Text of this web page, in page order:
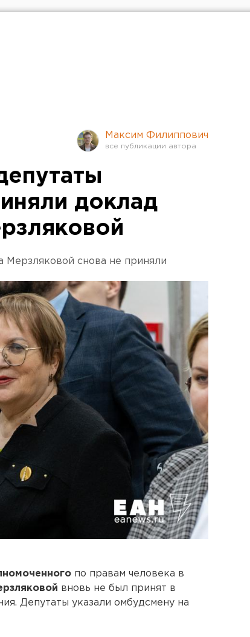
Максим Филиппович
доклад
Мерзляковой снова не приняли
по правам человека в
вновь не был принят в
Депутаты указали омбудсмену на